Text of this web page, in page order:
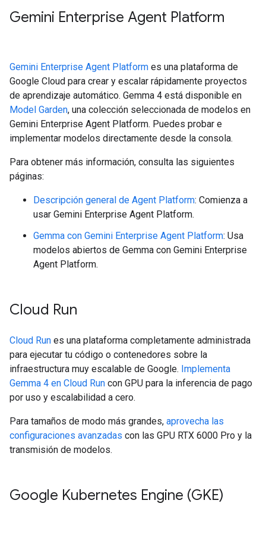
Gemini Enterprise Agent Platform
Gemini Enterprise Agent Platform es una plataforma de
Google Cloud para crear y escalar rápidamente proyectos
de aprendizaje automático. Gemma 4 está disponible en
Model Garden, una colección seleccionada de modelos en
Gemini Enterprise Agent Platform. Puedes probar e
implementar modelos directamente desde la consola.
Para obtener más información, consulta las siguientes
páginas:
Descripción general de Agent Platform: Comienza a
usar Gemini Enterprise Agent Platform.
Gemma con Gemini Enterprise Agent Platform: Usa
modelos abiertos de Gemma con Gemini Enterprise
Agent Platform.
Cloud Run
Cloud Run es una plataforma completamente administrada
para ejecutar tu código o contenedores sobre la
infraestructura muy escalable de Google. Implementa
Gemma 4 en Cloud Run con GPU para la inferencia de pago
por uso y escalabilidad a cero.
Para tamaños de modo más grandes, aprovecha las
configuraciones avanzadas con las GPU RTX 6000 Pro y la
transmisión de modelos.
Google Kubernetes Engine (GKE)